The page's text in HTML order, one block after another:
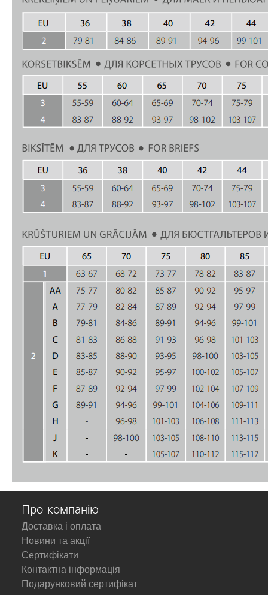
Про компанію
Доставка і оплата
Новини та акції
Сертифікати
Контактна інформація
Подарунковий сертифікат